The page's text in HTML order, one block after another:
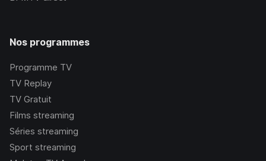
Nos programmes
Programme TV
TV Replay
TV Gratuit
Films streaming
Séries streaming
Sport streaming